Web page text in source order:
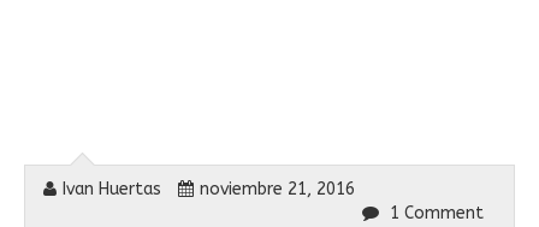
Ivan Huertas
noviembre 21, 2016
1 Comment